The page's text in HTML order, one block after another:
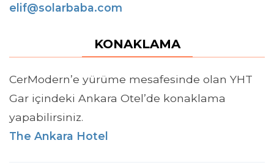
elif@solarbaba.com
KONAKLAMA
CerModern’e yürüme mesafesinde olan YHT
Gar içindeki Ankara Otel’de konaklama
yapabilirsiniz.
The Ankara Hotel